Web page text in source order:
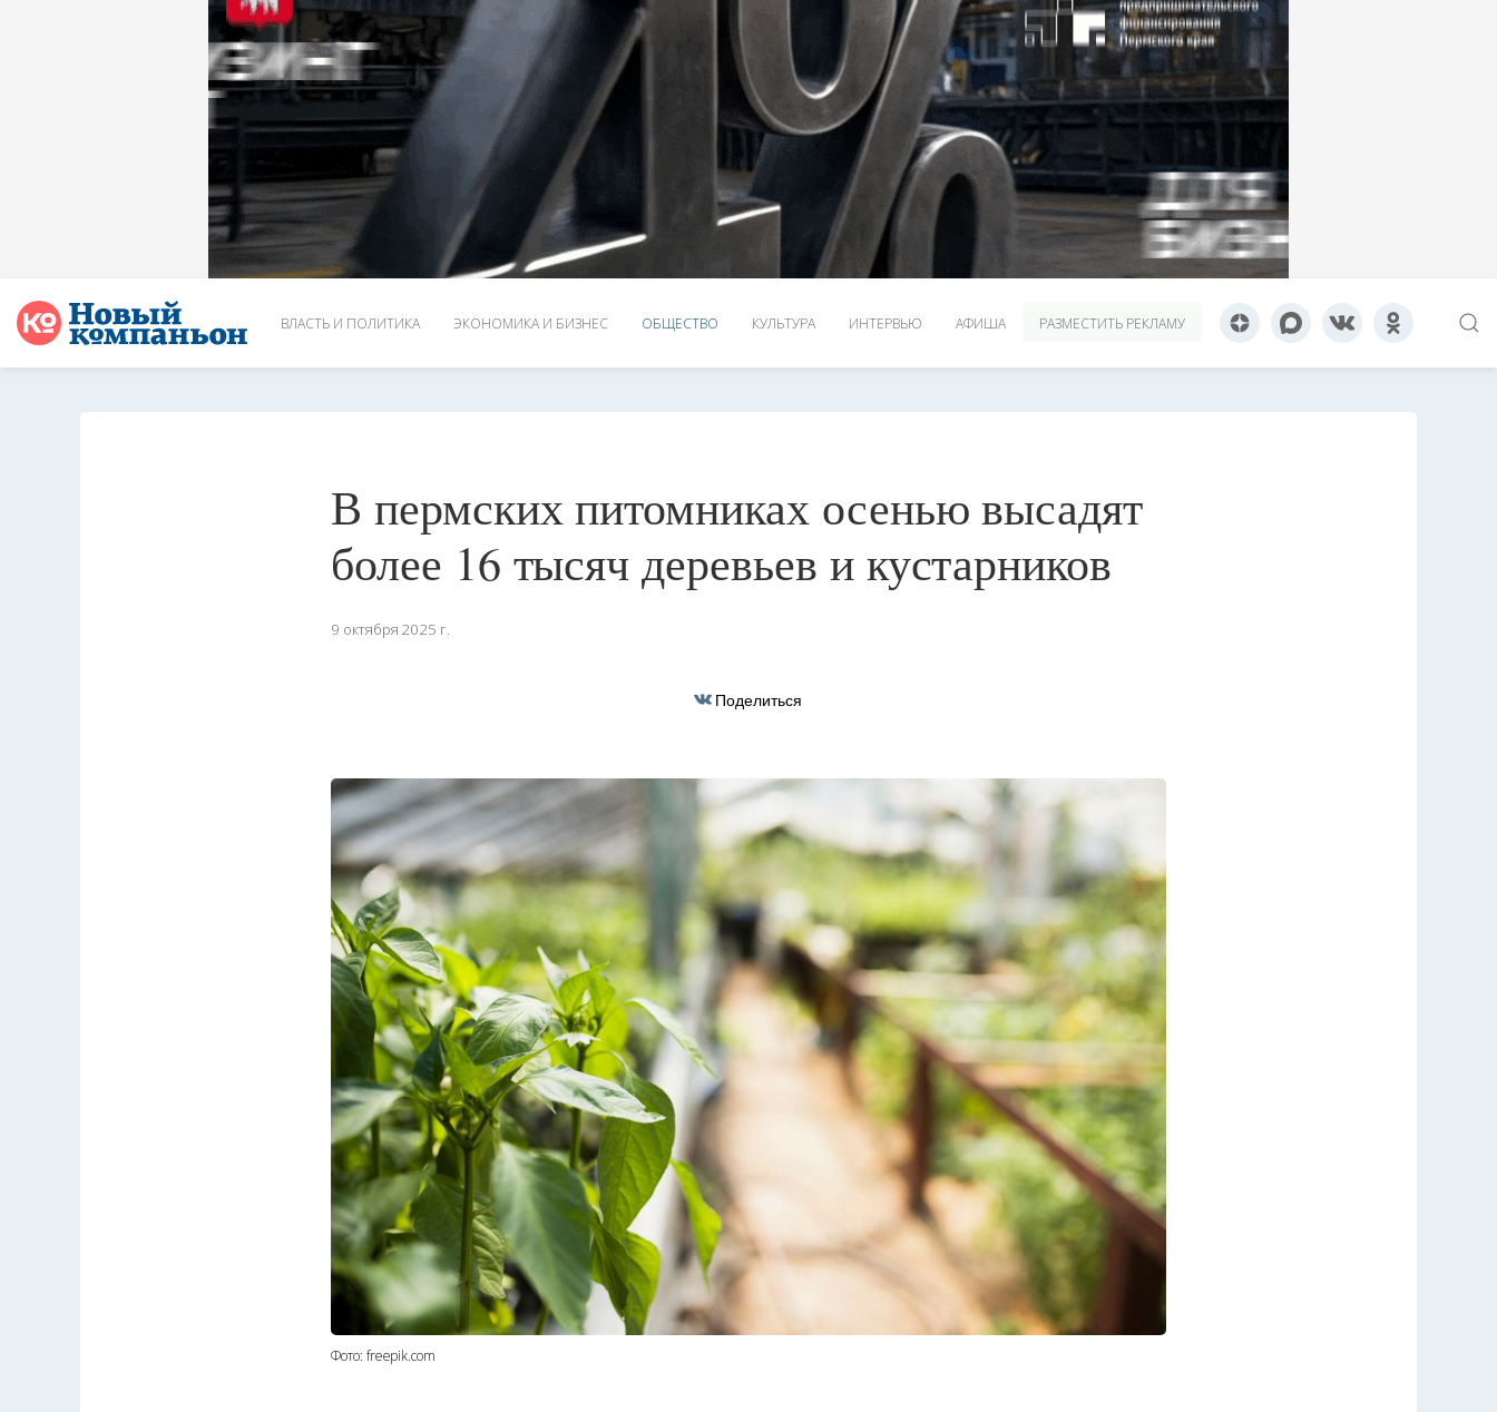
ВЛАСТЬ И ПОЛИТИКА ЭКОНОМИКА И БИЗНЕС ОБЩЕСТВО КУЛЬТУРА ИНТЕРВЬЮ АФИША РАЗМЕСТИТЬ РЕКЛАМУ
В пермских питомниках осенью высадят
более 16 тысяч деревьев и кустарников
9 октября 2025 г.
Поделиться
Фото: freepik.com